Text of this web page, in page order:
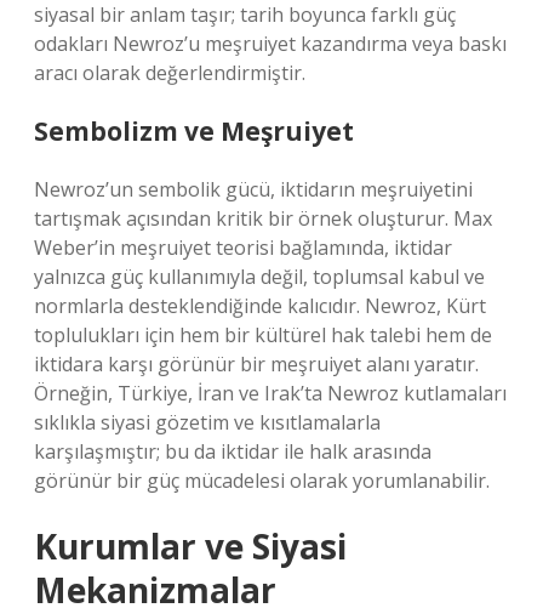
siyasal bir anlam taşır; tarih boyunca farklı güç
odakları Newroz’u meşruiyet kazandırma veya baskı
aracı olarak değerlendirmiştir.
Sembolizm ve Meşruiyet
Newroz’un sembolik gücü, iktidarın meşruiyetini
tartışmak açısından kritik bir örnek oluşturur. Max
Weber’in meşruiyet teorisi bağlamında, iktidar
yalnızca güç kullanımıyla değil, toplumsal kabul ve
normlarla desteklendiğinde kalıcıdır. Newroz, Kürt
toplulukları için hem bir kültürel hak talebi hem de
iktidara karşı görünür bir meşruiyet alanı yaratır.
Örneğin, Türkiye, İran ve Irak’ta Newroz kutlamaları
sıklıkla siyasi gözetim ve kısıtlamalarla
karşılaşmıştır; bu da iktidar ile halk arasında
görünür bir güç mücadelesi olarak yorumlanabilir.
Kurumlar ve Siyasi
Mekanizmalar